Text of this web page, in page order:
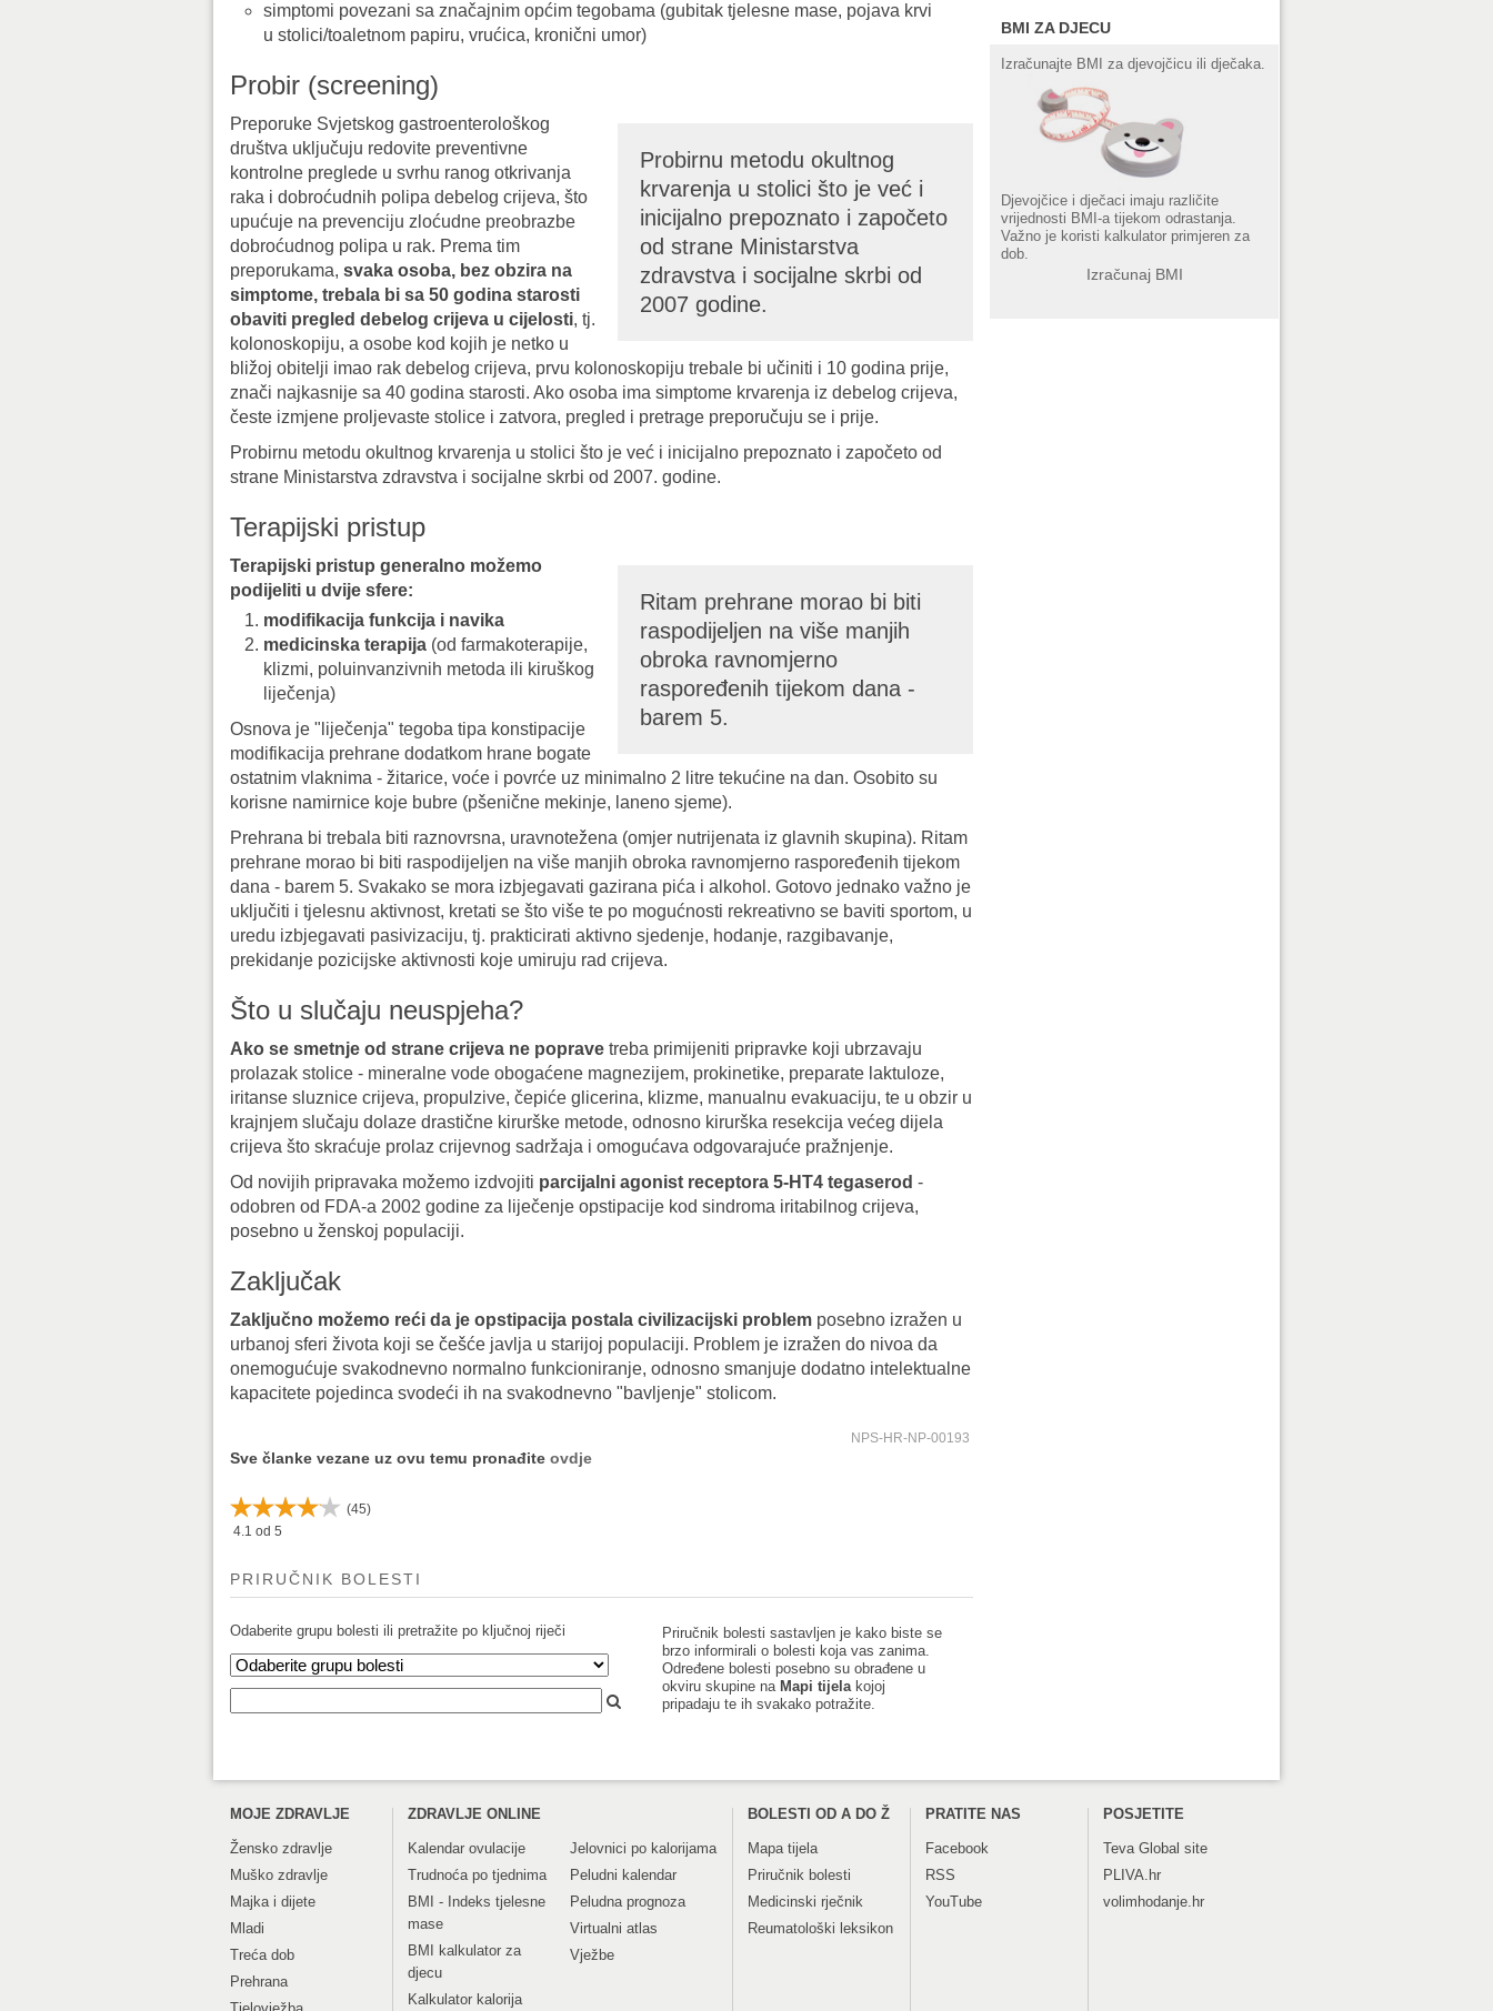
simptomi povezani sa značajnim općim tegobama (gubitak tjelesne mase, pojava krvi
u stolici/toaletnom papiru, vrućica, kronični umor)
Probir (screening)
Probirnu metodu okultnog
krvarenja u stolici što je već i
inicijalno prepoznato i započeto
od strane Ministarstva
zdravstva i socijalne skrbi od
2007 godine.
Preporuke Svjetskog gastroenterološkog
društva uključuju redovite preventivne
kontrolne preglede u svrhu ranog otkrivanja
raka i dobroćudnih polipa debelog crijeva, što
upućuje na prevenciju zloćudne preobrazbe
dobroćudnog polipa u rak. Prema tim
preporukama, svaka osoba, bez obzira na
simptome, trebala bi sa 50 godina starosti
obaviti pregled debelog crijeva u cijelosti, tj.
kolonoskopiju, a osobe kod kojih je netko u
bližoj obitelji imao rak debelog crijeva, prvu kolonoskopiju trebale bi učiniti i 10 godina prije,
znači najkasnije sa 40 godina starosti. Ako osoba ima simptome krvarenja iz debelog crijeva,
česte izmjene proljevaste stolice i zatvora, pregled i pretrage preporučuju se i prije.
Probirnu metodu okultnog krvarenja u stolici što je već i inicijalno prepoznato i započeto od
strane Ministarstva zdravstva i socijalne skrbi od 2007. godine.
Terapijski pristup
Ritam prehrane morao bi biti
raspodijeljen na više manjih
obroka ravnomjerno
raspoređenih tijekom dana -
barem 5.
Terapijski pristup generalno možemo
podijeliti u dvije sfere:
modifikacija funkcija i navika
medicinska terapija (od farmakoterapije,
klizmi, poluinvanzivnih metoda ili kiruškog
liječenja)
Osnova je "liječenja" tegoba tipa konstipacije
modifikacija prehrane dodatkom hrane bogate
ostatnim vlaknima - žitarice, voće i povrće uz minimalno 2 litre tekućine na dan. Osobito su
korisne namirnice koje bubre (pšenične mekinje, laneno sjeme).
Prehrana bi trebala biti raznovrsna, uravnotežena (omjer nutrijenata iz glavnih skupina). Ritam
prehrane morao bi biti raspodijeljen na više manjih obroka ravnomjerno raspoređenih tijekom
dana - barem 5. Svakako se mora izbjegavati gazirana pića i alkohol. Gotovo jednako važno je
uključiti i tjelesnu aktivnost, kretati se što više te po mogućnosti rekreativno se baviti sportom, u
uredu izbjegavati pasivizaciju, tj. prakticirati aktivno sjedenje, hodanje, razgibavanje,
prekidanje pozicijske aktivnosti koje umiruju rad crijeva.
Što u slučaju neuspjeha?
Ako se smetnje od strane crijeva ne poprave treba primijeniti pripravke koji ubrzavaju
prolazak stolice - mineralne vode obogaćene magnezijem, prokinetike, preparate laktuloze,
iritanse sluznice crijeva, propulzive, čepiće glicerina, klizme, manualnu evakuaciju, te u obzir u
krajnjem slučaju dolaze drastične kirurške metode, odnosno kirurška resekcija većeg dijela
crijeva što skraćuje prolaz crijevnog sadržaja i omogućava odgovarajuće pražnjenje.
Od novijih pripravaka možemo izdvojiti parcijalni agonist receptora 5-HT4 tegaserod -
odobren od FDA-a 2002 godine za liječenje opstipacije kod sindroma iritabilnog crijeva,
posebno u ženskoj populaciji.
Zaključak
Zaključno možemo reći da je opstipacija postala civilizacijski problem posebno izražen u
urbanoj sferi života koji se češće javlja u starijoj populaciji. Problem je izražen do nivoa da
onemogućuje svakodnevno normalno funkcioniranje, odnosno smanjuje dodatno intelektualne
kapacitete pojedinca svodeći ih na svakodnevno "bavljenje" stolicom.
NPS-HR-NP-00193
Sve članke vezane uz ovu temu pronađite ovdje
(45)
4.1 od 5
PRIRUČNIK BOLESTI
Odaberite grupu bolesti ili pretražite po ključnoj riječi
Priručnik bolesti sastavljen je kako biste se
brzo informirali o bolesti koja vas zanima.
Određene bolesti posebno su obrađene u
okviru skupine na Mapi tijelakojoj
pripadaju te ih svakako potražite.
BMI ZA DJECU
Izračunajte BMI za djevojčicu ili dječaka.
Djevojčice i dječaci imaju različite
vrijednosti BMI-a tijekom odrastanja.
Važno je koristi kalkulator primjeren za
dob.
Izračunaj BMI
MOJE ZDRAVLJE
Žensko zdravlje
Muško zdravlje
Majka i dijete
Mladi
Treća dob
Prehrana
ZDRAVLJE ONLINE
Kalendar ovulacije
Trudnoća po tjednima
BMI - Indeks tjelesne
mase
BMI kalkulator za
djecu
Kalkulator kalorija
Jelovnici po kalorijama
Peludni kalendar
Peludna prognoza
Virtualni atlas
Vježbe
BOLESTI OD A DO Ž
Mapa tijela
Priručnik bolesti
Medicinski rječnik
Reumatološki leksikon
PRATITE NAS
Facebook
RSS
YouTube
POSJETITE
TevaGlobal site
PLIVA.hr
volimhodanje.hr